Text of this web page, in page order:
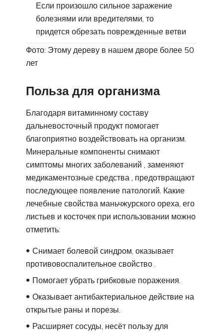
Если произошло сильное заражение
болезнями или вредителями, то
придется обрезать поврежденные ветви
Фото: Этому дереву в нашем дворе более 50
лет
Польза для организма
Благодаря витаминному составу
дальневосточный продукт помогает
благоприятно воздействовать на организм.
Минеральные компоненты снимают
симптомы многих заболеваний , заменяют
медикаментозные средства , предотвращают
последующее появление патологий. Какие
лечебные свойства маньчжурского ореха, его
листьев и косточек при использовании можно
отметить:
Снимает болевой синдром, оказывает
противовоспалительное свойство .
Помогает убрать грибковые поражения.
Оказывает антибактериальное действие на
открытые раны и порезы.
Расширяет сосуды, несёт пользу для